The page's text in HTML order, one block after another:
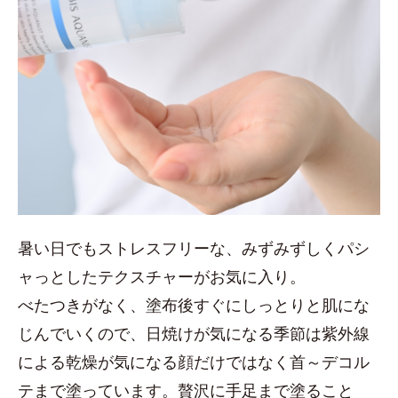
暑い日でもストレスフリーな、みずみずしくパシ
ャっとしたテクスチャーがお気に入り。
べたつきがなく、塗布後すぐにしっとりと肌にな
じんでいくので、日焼けが気になる季節は紫外線
による乾燥が気になる顔だけではなく首～デコル
テまで塗っています。贅沢に手足まで塗ること